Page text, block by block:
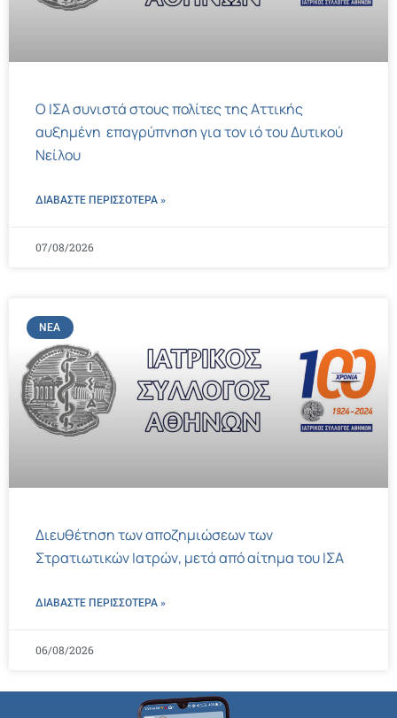
Ο ΙΣΑ συνιστά στους πολίτες της Αττικής
αυξημένη επαγρύπνηση για τον ιό του Δυτικού
Νείλου
ΔΙΑΒΑΣΤΕ ΠΕΡΙΣΣΌΤΕΡΑ »
07/08/2026
ΝΈΑ
Διευθέτηση των αποζημιώσεων των
Στρατιωτικών Ιατρών, μετά από αίτημα του ΙΣΑ
ΔΙΑΒΑΣΤΕ ΠΕΡΙΣΣΌΤΕΡΑ »
06/08/2026